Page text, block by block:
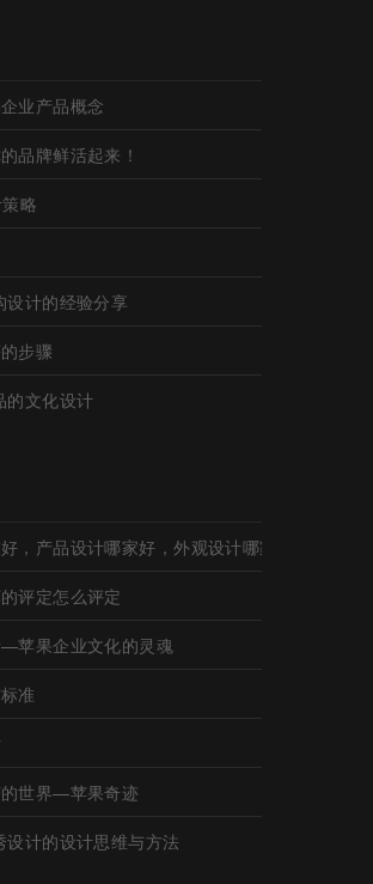
业产品概念
品牌鲜活起来！
略
设计的经验分享
步骤
的文化设计
，产品设计哪家好，外观设计哪家好，工业设
评定怎么评定
苹果企业文化的灵魂
准
世界—苹果奇迹
设计的设计思维与方法